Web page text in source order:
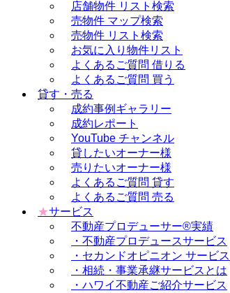
店舗物件 リスト検索
売物件 マップ検索
売物件 リスト検索
お気に入り物件リスト
よくあるご質問 借りる
よくあるご質問 買う
貸す・売る
成約事例ギャラリー
成約レポート
YouTube チャンネル
貸したいオーナー様
売りたいオーナー様
よくあるご質問 貸す
よくあるご質問 売る
★サービス
不動産プロデューサー®実績
・不動産プロデュースサービス
・セカンドオピニオン サービス
・相続・事業承継サービスとは
・ハワイ不動産ご紹介サービス